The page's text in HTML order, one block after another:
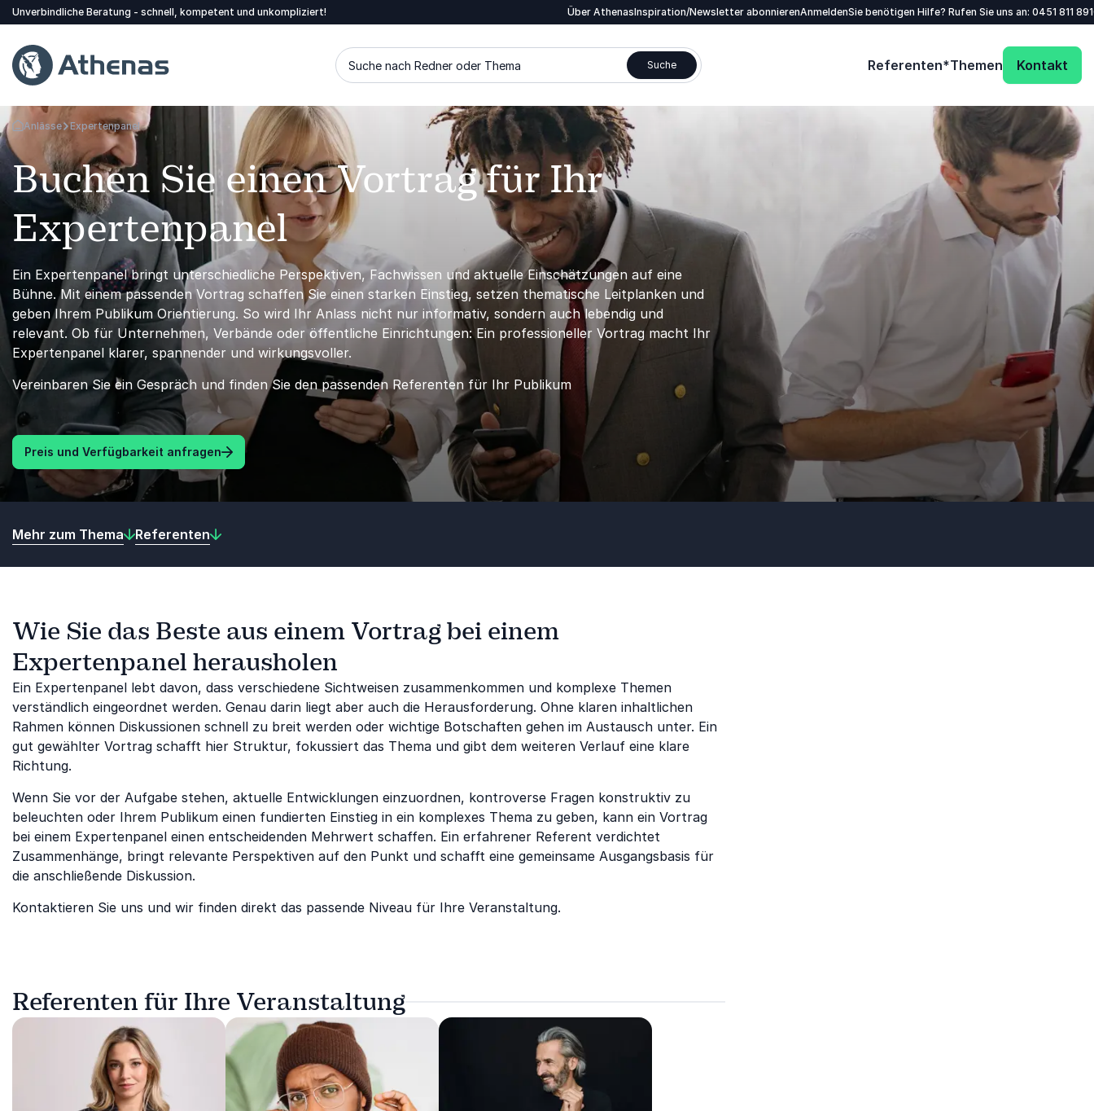
Unverbindliche Beratung - schnell, kompetent und unkompliziert! Über AthenasInspiration/Newsletter abonnierenAnmeldenSie benötigen Hilfe? Rufen Sie uns an: 0451 811
Suche nach Redner oder Thema Suche Referenten*Themen Kontakt
Zurück zur Startseite
Anlässe Expertenpanel
Buchen Sie einen Vortrag für Ihr
Expertenpanel
Ein Expertenpanel bringt unterschiedliche Perspektiven, Fachwissen und aktuelle Einschätzungen auf eine
Bühne. Mit einem passenden Vortrag schaffen Sie einen starken Einstieg, setzen thematische Leitplanken und
geben Ihrem Publikum Orientierung. So wird Ihr Anlass nicht nur informativ, sondern auch lebendig und
relevant. Ob für Unternehmen, Verbände oder öffentliche Einrichtungen: Ein professioneller Vortrag macht Ihr
Expertenpanel klarer, spannender und wirkungsvoller.
Vereinbaren Sie ein Gespräch und finden Sie den passenden Referenten für Ihr Publikum
Preis und Verfügbarkeit anfragen
Telefon
Redner- oder Themenwunsch?
Senden Ihrer Anfrage!
Mehr zum Thema Referenten
Wie Sie das Beste aus einem Vortrag bei einem
Expertenpanel herausholen
Ein Expertenpanel lebt davon, dass verschiedene Sichtweisen zusammenkommen und komplexe Themen
verständlich eingeordnet werden. Genau darin liegt aber auch die Herausforderung. Ohne klaren inhaltlichen
Rahmen können Diskussionen schnell zu breit werden oder wichtige Botschaften gehen im Austausch unter. Ein
gut gewählter Vortrag schafft hier Struktur, fokussiert das Thema und gibt dem weiteren Verlauf eine klare
Richtung.
Wenn Sie vor der Aufgabe stehen, aktuelle Entwicklungen einzuordnen, kontroverse Fragen konstruktiv zu
beleuchten oder Ihrem Publikum einen fundierten Einstieg in ein komplexes Thema zu geben, kann ein Vortrag
bei einem Expertenpanel einen entscheidenden Mehrwert schaffen. Ein erfahrener Referent verdichtet
Zusammenhänge, bringt relevante Perspektiven auf den Punkt und schafft eine gemeinsame Ausgangsbasis für
die anschließende Diskussion.
Kontaktieren Sie uns und wir finden direkt das passende Niveau für Ihre Veranstaltung.
Referenten für Ihre Veranstaltung